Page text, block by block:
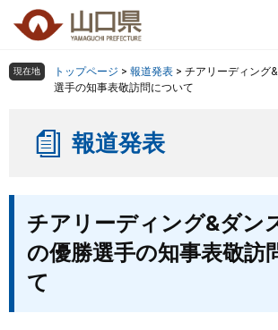
の
ー
組織で探す
くらし・環境
健康・福祉
検索の仕方 組織で探す
現在地 トップページ > 報道発表 > チアリーディング
選手の知事表敬訪問について
報道発表
チアリーディング&ダン
の優勝選手の知事表敬訪
て